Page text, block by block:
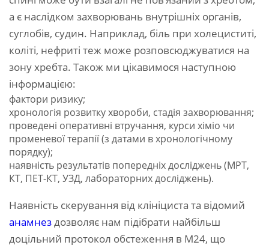
а є наслідком захворювань внутрішніх органів,
суглобів, судин. Наприклад, біль при холециститі,
коліті, нефриті теж може розповсюджуватися на
зону хребта. Також ми цікавимося наступною
інформацією:
фактори ризику;
хронологія розвитку хвороби, стадія захворювання;
проведені оперативні втручання, курси хіміо чи
променевої терапії (з датами в хронологічному
порядку);
наявність результатів попередніх досліджень (МРТ,
КТ, ПЕТ-КТ, УЗД, лабораторних досліджень).
Наявність скерування від клініциста та відомий
анамнездозволяє нам підібрати найбільш
доцільний протокол обстеження в М24, що